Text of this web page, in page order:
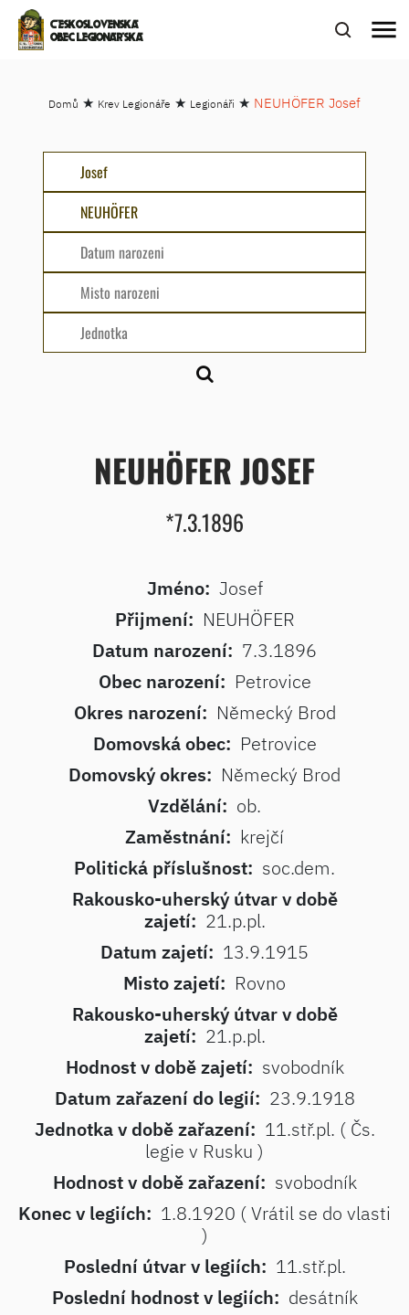
ČESKOSLOVENSKÁ
OBEC LEGIONÁŘSKÁ
menu
Domů ★ Krev Legionáře ★ Legionáři ★ NEUHÖFER Josef
NEUHÖFER JOSEF
*7.3.1896
Jméno: Josef
Přijmení: NEUHÖFER
Datum narození: 7.3.1896
Obec narození: Petrovice
Okres narození: Německý Brod
Domovská obec: Petrovice
Domovský okres: Německý Brod
Vzdělání: ob.
Zaměstnání: krejčí
Politická příslušnost: soc.dem.
Rakousko-uherský útvar v době
zajetí: 21.p.pl.
Datum zajetí: 13.9.1915
Misto zajetí: Rovno
Rakousko-uherský útvar v době
zajetí: 21.p.pl.
Hodnost v době zajetí: svobodník
Datum zařazení do legií: 23.9.1918
Jednotka v době zařazení: 11.stř.pl. ( Čs.
legie v Rusku )
Hodnost v době zařazení: svobodník
Konec v legiích: 1.8.1920 ( Vrátil se do vlasti
)
Poslední útvar v legiích: 11.stř.pl.
Poslední hodnost v legiích: desátník